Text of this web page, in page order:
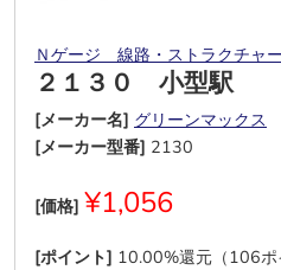
Ｎゲージ 線路・ストラクチャー
２１３０ 小型駅
[メーカー名] グリーンマックス
[メーカー型番] 2130
[価格] ¥1,056
[ポイント] 10.00%還元（106ポ